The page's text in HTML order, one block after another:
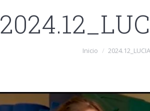
Inicio